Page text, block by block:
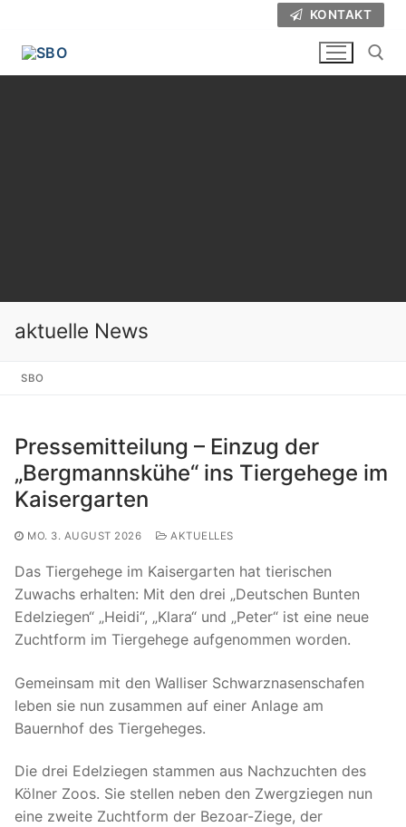
springen
KONTAKT
aktuelle News
SBO
Pressemitteilung – Einzug der
„Bergmannskühe“ ins Tiergehege im
Kaisergarten
MO. 3. AUGUST 2026 AKTUELLES
Das Tiergehege im Kaisergarten hat tierischen
Zuwachs erhalten: Mit den drei „Deutschen Bunten
Edelziegen“ „Heidi“, „Klara“ und „Peter“ ist eine neue
Zuchtform im Tiergehege aufgenommen worden.
Gemeinsam mit den Walliser Schwarznasenschafen
leben sie nun zusammen auf einer Anlage am
Bauernhof des Tiergeheges.
Die drei Edelziegen stammen aus Nachzuchten des
Kölner Zoos. Sie stellen neben den Zwergziegen nun
eine zweite Zuchtform der Bezoar-Ziege, der